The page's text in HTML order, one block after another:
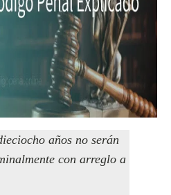
años no serán
con arreglo a